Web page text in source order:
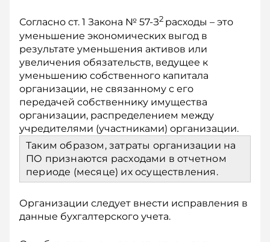
Согласно ст. 1 Закона № 57-З2 расходы – это
умень­шение экономических выгод в
результате уменьшения активов или
увеличения обязательств, ведущее к
уменьшению собственного капитала
организации, не связанному с его
передачей собственнику имущества
организации, распределением меж­ду
учредителями (участниками) организации.
Таким образом, затраты организации на
ПО признаются расходами в отчетном
периоде (месяце) их осуществления.
Организации следует внести исправления в
данные бухгалтерского учета.